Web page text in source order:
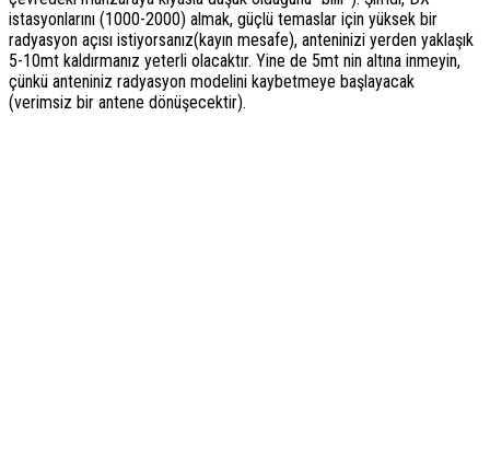
istasyonlarını (1000-2000) almak, güçlü temaslar için yüksek bir
radyasyon açısı istiyorsanız(kayın mesafe), anteninizi yerden yaklaşık
5-10mt kaldırmanız yeterli olacaktır. Yine de 5mt nin altına inmeyin,
çünkü anteniniz radyasyon modelini kaybetmeye başlayacak
(verimsiz bir antene dönüşecektir).